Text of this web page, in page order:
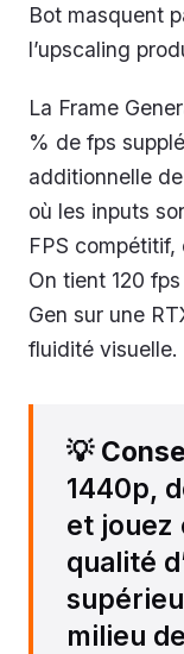
Bot masquent
l’upscaling
La Frame
% de fps
additionnelle
où les inputs
FPS compétitif,
On tient 120
Gen sur une
fluidité visuelle.
💡
1440p,
et jouez
qualité
milieu